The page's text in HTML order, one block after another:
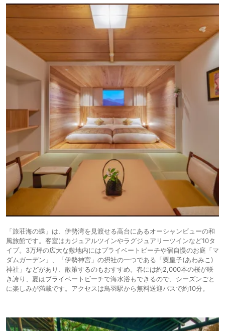
「旅荘海の蝶」は、伊勢湾を見渡せる高台にあるオーシャンビューの和
風旅館です。客室はカジュアルツインやラグジュアリーツインなど10タ
イプ。3万坪の広大な敷地内にはプライベートビーチや宿自慢のお庭「マ
ダムガーデン」、「伊勢神宮」の摂社の一つである「粟皇子(あわみこ)
神社」などがあり、散策するのもおすすめ。春には約2,000本の桜が咲
き誇り、夏はプライベートビーチで海水浴もできるので、シーズンごと
に楽しみが満載です。アクセスは鳥羽駅から無料送迎バスで約10分。